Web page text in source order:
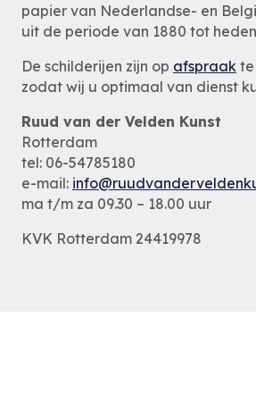
papier van Nederlandse- en
uit de periode van 1880 tot
De schilderijen zijn op afspraak
zodat wij u optimaal van dienst
Ruud van der Velden Kunst
Rotterdam
tel: 06-54785180
e-mail:
ma t/m za 09.30 – 18.00 uur
KVK Rotterdam 24419978